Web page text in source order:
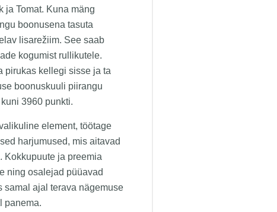
ja Tomat. Kuna mäng
boonusena tasuta
lisarežiim. See saab
kogumist rullikutele.
pirukas kellegi sisse ja ta
boonuskuuli piirangu
3960 punkti.
element, töötage
harjumused, mis aitavad
Kokkupuute ja preemia
ning osalejad püüavad
samal ajal terava nägemuse
panema.